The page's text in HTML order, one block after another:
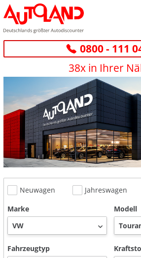
0800 - 111
38x in Ihrer
Neuwagen Jahreswagen
Marke
Modell
Fahrzeugtyp